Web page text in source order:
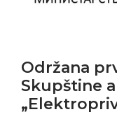
Održana
Skupštine